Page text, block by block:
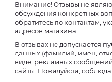
Внимание! Отзывы не
обсуждения конкретных
обратитесь по контактам,
адресов магазина.
В отзывах не допускается
данных (фамилий, имен,
виде, рекламных
сайты. Пожалуйста,